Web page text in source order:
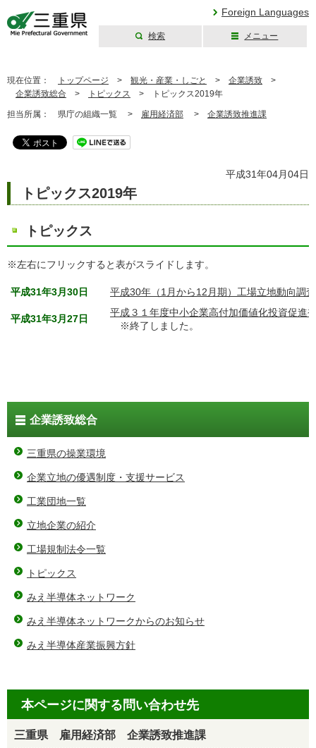
Foreign Languages
検索 メニュー
現在位置： トップページ > 観光・産業・しごと > 企業誘致 >
企業誘致総合 > トピックス > トピックス2019年
担当所属： 県庁の組織一覧 > 雇用経済部 > 企業誘致推進課
平成31年04月04日
トピックス2019年
トピックス
※左右にフリックすると表がスライドします。
平成31年3月30日 平成30年（1月から12月期）工場立地動向調
平成31年3月27日
平成３１年度中小企業高付加価値化投資促進
※終了しました。
企業誘致総合
三重県の操業環境
企業立地の優遇制度・支援サービス
工業団地一覧
立地企業の紹介
工場規制法令一覧
トピックス
みえ半導体ネットワーク
みえ半導体ネットワークからのお知らせ
みえ半導体産業振興方針
本ページに関する問い合わせ先
三重県 雇用経済部 企業誘致推進課